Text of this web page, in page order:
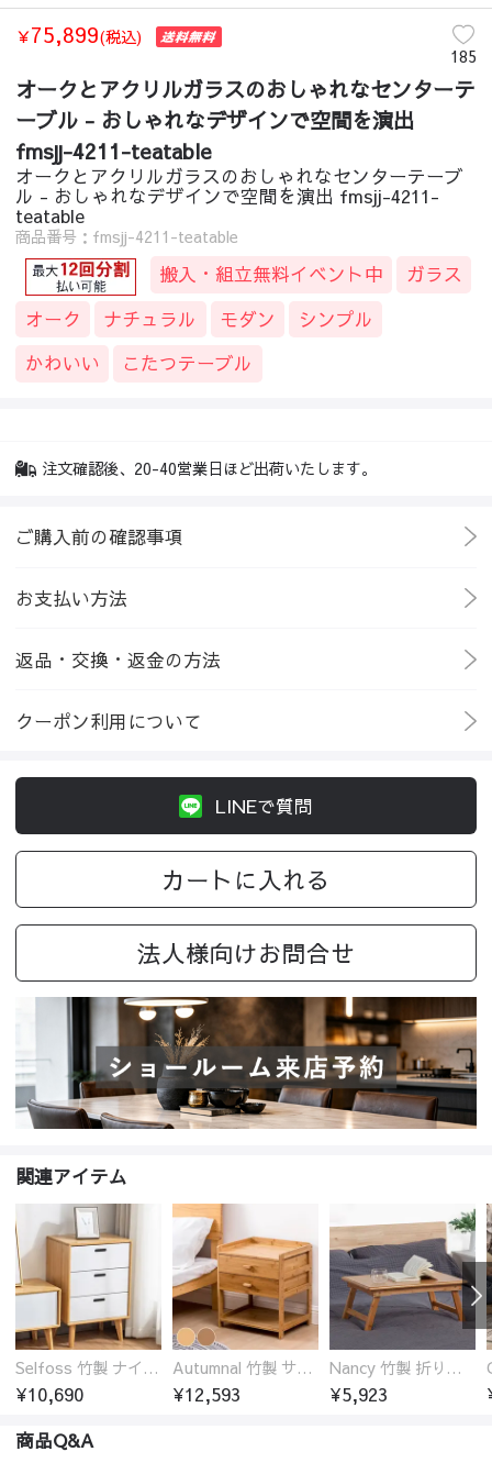
￥75,899(税込)
185
オークとアクリルガラスのおしゃれなセンターテ
ーブル - おしゃれなデザインで空間を演出
fmsjj-4211-teatable
オークとアクリルガラスのおしゃれなセンターテーブ
ル - おしゃれなデザインで空間を演出 fmsjj-4211-
teatable
商品番号：fmsjj-4211-teatable
搬入・組立無料イベント中
ガラス
オーク
ナチュラル モダン
シンプル
かわいい
こたつテーブル
注文確認後、20-40営業日ほど出荷いたします。
ご購入前の確認事項
お支払い方法
返品・交換・返金の方法
クーポン利用について
LINEで質問
カートに入れる
法人様向けお問合せ
関連アイテム
Selfoss 竹製 ナイトテーブル
¥10,690
Autumnal 竹製 サイドテーブル ナイトテーブル 引き出し付き
¥12,593
Nancy 竹製 折りたたみ式ローテーブル センターテーブル
¥5,923
商品Q&A